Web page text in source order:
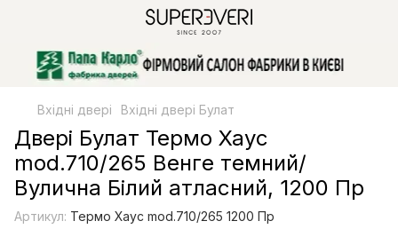
Вхідні двері Вхідні двері Булат
Двері Булат Термо Хаус
mod.710/265 Венге темний/
Вулична Білий атласний, 1200 Пр
Артикул: Термо Хаус mod.710/265 1200 Пр